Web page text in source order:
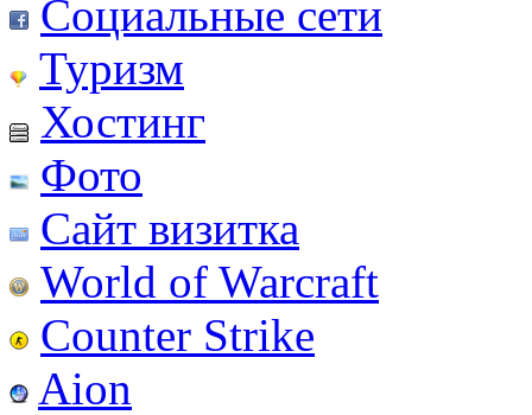
Социальные сети
Туризм
Хостинг
Фото
Сайт визитка
World of Warcraft
Counter Strike
Aion